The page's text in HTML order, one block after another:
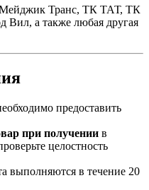
Мейджик Транс, ТК ТАТ, ТК
а также любая другая
предоставить
при получении в
целостность
выполняются в течение 20